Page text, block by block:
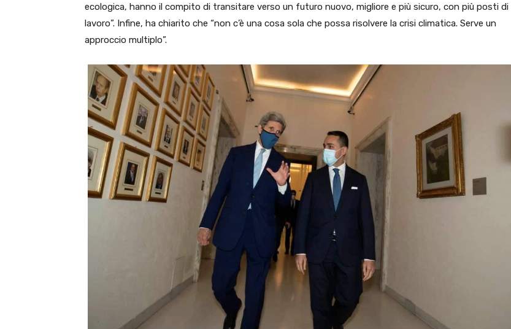
ecologica, hanno il compito di transitare verso un futuro nuovo, migliore e più sicuro, con più posti di
lavoro”. Infine, ha chiarito che “non c’è una cosa sola che possa risolvere la crisi climatica. Serve un
approccio multiplo”.